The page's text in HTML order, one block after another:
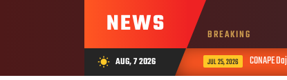
NEWS BREAKING
wb_sunny AUG, 7 2026 JUL 25, 2026 CONAPE